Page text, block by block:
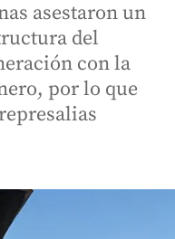
asestaron un
del
con la
por lo que